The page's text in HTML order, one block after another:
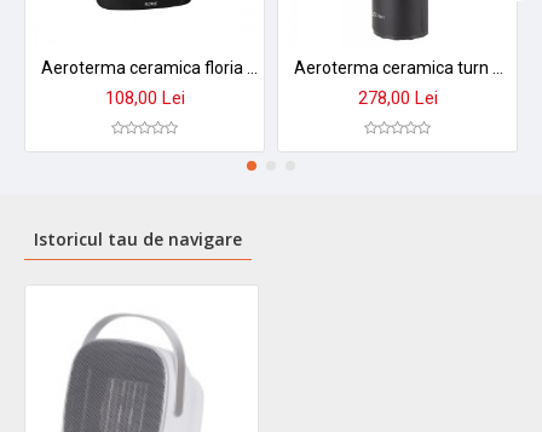
108,00 Lei 278,00 Lei
Istoricul tau de navigare